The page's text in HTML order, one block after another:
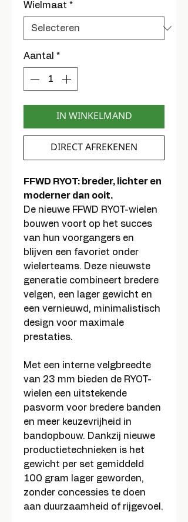
Wielmaat *
Aantal *
IN WINKELMAND
DIRECT AFREKENEN
FFWD RYOT: breder, lichter en
moderner dan ooit.
De nieuwe FFWD RYOT-wielen
bouwen voort op het succes
van hun voorgangers en
blijven een favoriet onder
wielerteams. Deze nieuwste
generatie combineert bredere
velgen, een lager gewicht en
een vernieuwd, minimalistisch
design voor maximale
prestaties.
Met een interne velgbreedte
van 23 mm bieden de RYOT-
wielen een uitstekende
pasvorm voor bredere banden
en meer keuzevrijheid in
bandopbouw. Dankzij nieuwe
productietechnieken is het
gewicht per set gemiddeld
100 gram lager geworden,
zonder concessies te doen
aan duurzaamheid of rijgevoel.